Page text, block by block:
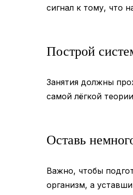
сигнал к тому, что
Построй
Занятия должны
самой лёгкой
Оставь
Важно, чтобы
организм, а